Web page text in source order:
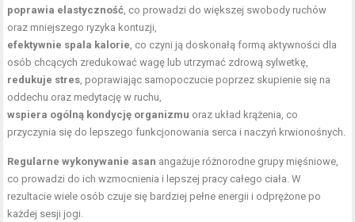
poprawia elastyczność , co prowadzi do większej swobody ruchów
oraz mniejszego ryzyka kontuzji,
efektywnie spala kalorie , co czyni ją doskonałą formą aktywności dla
osób chcących zredukować wagę lub utrzymać zdrową sylwetkę,
redukuje stres , poprawiając samopoczucie poprzez skupienie się na
oddechu oraz medytację w ruchu,
wspiera ogólną kondycję organizmu oraz układ krążenia, co
przyczynia się do lepszego funkcjonowania serca i naczyń krwionośnych.
Regularne wykonywanie asan angażuje różnorodne grupy mięśniowe,
co prowadzi do ich wzmocnienia i lepszej pracy całego ciała. W
rezultacie wiele osób czuje się bardziej pełne energii i odprężone po
każdej sesji jogi.